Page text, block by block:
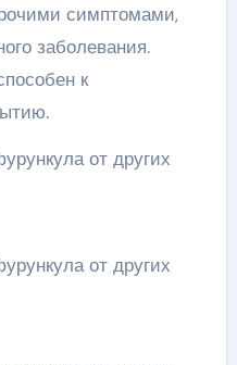
симптомами,
заболевания.
к